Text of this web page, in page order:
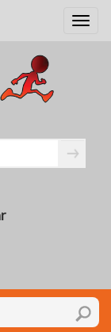
Toggle